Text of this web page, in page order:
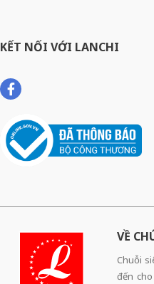
KẾT NỐI VỚI LANCHI
VỀ
Chuỗi
đến